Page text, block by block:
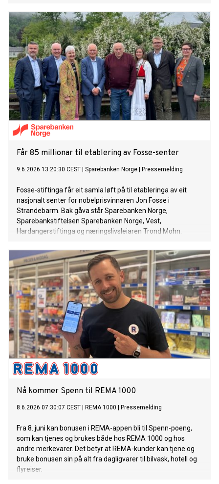
Får 85 millionar til etablering av Fosse-senter
9.6.2026 13:20:30 CEST Sparebanken Norge Pressemelding
Fosse-stiftinga får eit samla løft på til etableringa av eit
nasjonalt senter for nobelprisvinnaren Jon Fosse i
Strandebarm. Bak gåva står Sparebanken Norge,
Sparebankstiftelsen Sparebanken Norge, Vest,
Hardangerstiftinga og næringslivsleiaren Trond Mohn.
Nå kommer Spenn til REMA 1000
8.6.2026 07:30:07 CEST REMA 1000 Pressemelding
Fra 8. juni kan bonusen i REMA-appen bli til Spenn-poeng,
som kan tjenes og brukes både hos REMA 1000 og hos
andre merkevarer. Det betyr at REMA-kunder kan tjene og
bruke bonusen sin på alt fra dagligvarer til bilvask, hotell og
flyreiser.